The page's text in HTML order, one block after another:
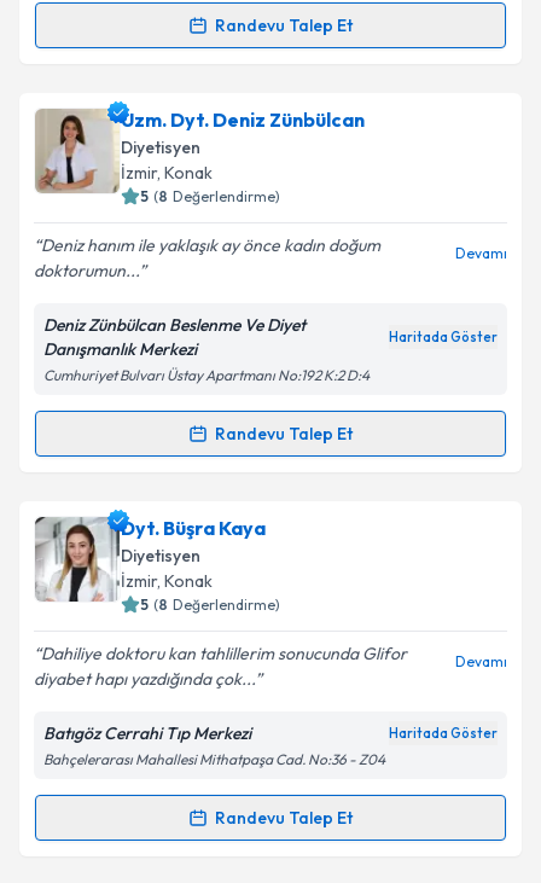
'ni okudum ve kişisel verilerimin belirtilen
kapsamda işlenmesini kabul ediyorum.
Takvim Talebini Gönder
Randevu Talep Et
Randevu Takvimi Talebi
Dyt. Dilay Kurtoğluiçin randevu takvimi talebi
oluşturun. Size bu uzmandan randevu almanız için bir
takvim hazırlandığında e-posta ile bilgilendireceğiz.
Kişisel verilerimin işlenmesine ilişkin
Aydınlatma
Metni'ni okudum ve kişisel verilerimin belirtilen
kapsamda işlenmesini kabul ediyorum.
Takvim Talebini Gönder
Uzm. Dyt. Deniz Zünbülcan
Diyetisyen
İzmir, Konak
5 (8 Değerlendirme)
Deniz hanım ile yaklaşık ay önce kadın doğum
doktorumun...
Devamı
Deniz Zünbülcan Beslenme Ve Diyet
Danışmanlık Merkezi
Haritada Göster
Cumhuriyet Bulvarı Üstay Apartmanı No:192 K:2 D:4
Randevu Talep Et
Randevu Takvimi Talebi
Uzm. Dyt. Deniz Zünbülcan
talebi oluşturun. Size bu uzmandan randevu almanız
için bir takvim hazırlandığında e-posta ile
bilgilendireceğiz.
E-posta Adresiniz
Kişisel verilerimin işlenmesine ilişkin
Metni'ni okudum ve kişisel verilerimin belirtilen
kapsamda işlenmesini kabul ediyorum.
Dyt. Büşra Kaya
Diyetisyen
İzmir, Konak
5 (8 Değerlendirme)
Dahiliye doktoru kan tahlillerim sonucunda Glifor
diyabet hapı yazdığında çok...
Devamı
Batıgöz Cerrahi Tıp Merkezi Haritada Göster
Bahçelerarası Mahallesi Mithatpaşa Cad. No:36 - Z04
Randevu Talep Et
Randevu Takvimi Talebi